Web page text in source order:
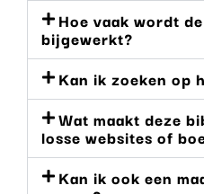
Hoe vaak wordt
bijgewerkt?
Kan ik zoeken op
Wat maakt deze
losse websites of
Kan ik ook een